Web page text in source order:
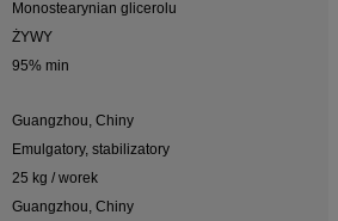
Monostearynian glicerolu
ŻYWY
95% min
Guangzhou, Chiny
Emulgatory, stabilizatory
25 kg / worek
Guangzhou, Chiny